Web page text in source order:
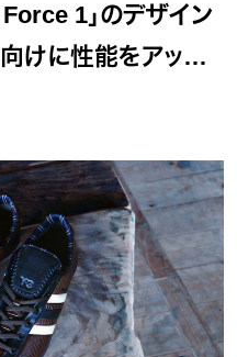
1」のデザイン
けに性能をアップ